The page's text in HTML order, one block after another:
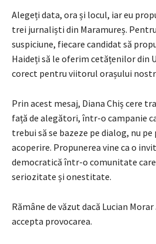
Alegeți data, ora și locul, iar eu
trei jurnaliști din Maramureș.
suspiciune, fiecare candidat să
Haideți să le oferim cetățenilor din
corect pentru viitorul orașului
Prin acest mesaj, Diana Chiș cere
față de alegători, într-o campanie
trebui să se bazeze pe dialog, nu
acoperire. Propunerea vine ca o
democratică într-o comunitate
seriozitate și onestitate.
Rămâne de văzut dacă Lucian
accepta provocarea.